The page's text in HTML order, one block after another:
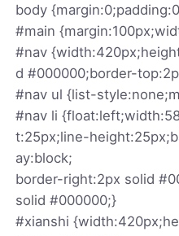
body
#main
#nav
d #000000;border-
#nav ul {list-
#nav li
t:25px;line-
ay:block;
border-right:2px solid
solid #000000;}
#xianshi